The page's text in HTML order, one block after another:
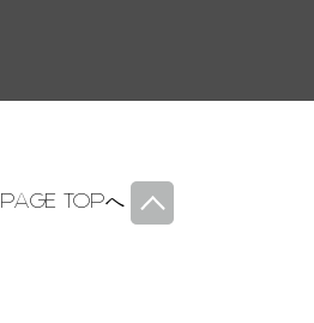
PAGE TOPへ